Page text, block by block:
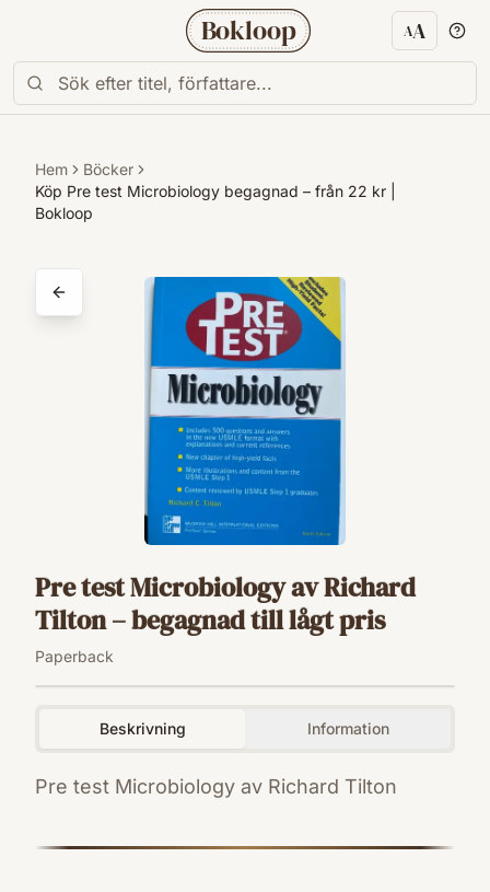
Bokloop AA
Hem
Böcker
Köp Pre test Microbiology begagnad – från 22 kr |
Bokloop
Pre test Microbiology av Richard
Tilton – begagnad till lågt pris
Paperback
Beskrivning Information
Pre test Microbiology av Richard Tilton
9780071166874